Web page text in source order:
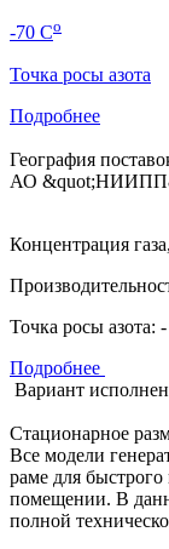
-70 Cо
Точка росы азота
Подробнее
География
АО
Концентрация
Точка росы азота:
Подробнее
Вариант
Стационарное
Все модели
раме для
помещении. В
полной